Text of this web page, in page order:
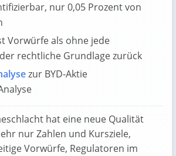
nur 0,05 Prozent von
Vorwürfe als ohne jede
rechtliche Grundlage zurück
zur BYD-Aktie
hat eine neue Qualität
nur Zahlen und Kursziele,
Vorwürfe, Regulatoren im